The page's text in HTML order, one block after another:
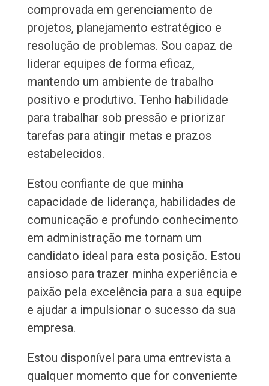
comprovada em gerenciamento de
projetos, planejamento estratégico e
resolução de problemas. Sou capaz de
liderar equipes de forma eficaz,
mantendo um ambiente de trabalho
positivo e produtivo. Tenho habilidade
para trabalhar sob pressão e priorizar
tarefas para atingir metas e prazos
estabelecidos.
Estou confiante de que minha
capacidade de liderança, habilidades de
comunicação e profundo conhecimento
em administração me tornam um
candidato ideal para esta posição. Estou
ansioso para trazer minha experiência e
paixão pela excelência para a sua equipe
e ajudar a impulsionar o sucesso da sua
empresa.
Estou disponível para uma entrevista a
qualquer momento que for conveniente